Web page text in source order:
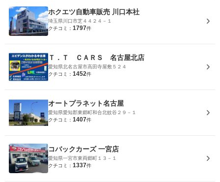
ホクエツ自動車販売 川口本社
埼玉県川口市芝４４２４－１
クチコミ： 1797件
Ｔ．Ｔ ＣＡＲＳ 名古屋北店
愛知県北名古屋市高田寺屋敷５２４
クチコミ： 1452件
オートプラネット名古屋
愛知県愛知郡東郷町和合北蚊谷２９－１
クチコミ： 1407件
コバックカーズ 一宮店
愛知県一宮市東両郷町１３－１
クチコミ： 1337件